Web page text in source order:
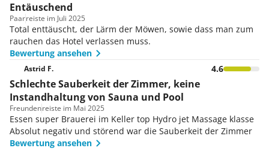
Entäuschend
Paarreiste im Juli 2025
Total enttäuscht, der Lärm der Möwen, sowie dass man zum
rauchen das Hotel verlassen muss.
Bewertung ansehen
Astrid F. 4.6
Schlechte Sauberkeit der Zimmer, keine
Instandhaltung von Sauna und Pool
Freundenreiste im Mai 2025
Essen super Brauerei im Keller top Hydro jet Massage klasse
Absolut negativ und störend war die Sauberkeit der Zimmer
Bewertung ansehen